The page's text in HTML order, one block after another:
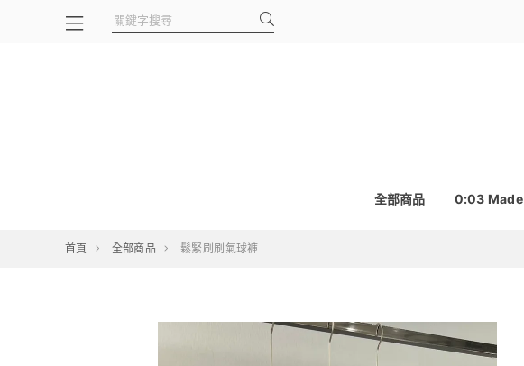
全部商品 0:03 Made
首頁 全部商品 鬆緊刷刷氣球褲